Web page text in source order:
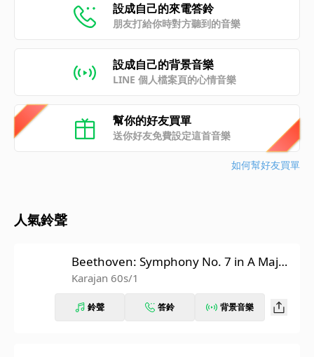
設成自己的來電答鈴
朋友打給你時對方聽到的音樂
設成自己的背景音樂
LINE 個人檔案頁的心情音樂
幫你的好友買單
送你好友免費設定這首音樂
如何幫好友買單
人氣鈴聲
Beethoven: Symphony No. 7 in A Major,
Op. 92: II. Allegretto (Recorded 1962)
Karajan 60s/1
鈴聲 答鈴 背景音樂